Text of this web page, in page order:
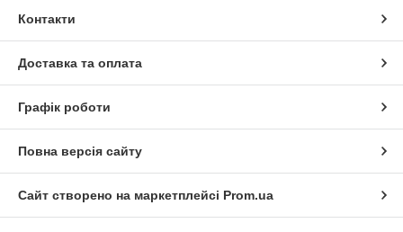
Контакти
Доставка та оплата
Графік роботи
Повна версія сайту
Сайт створено на маркетплейсі Prom.ua